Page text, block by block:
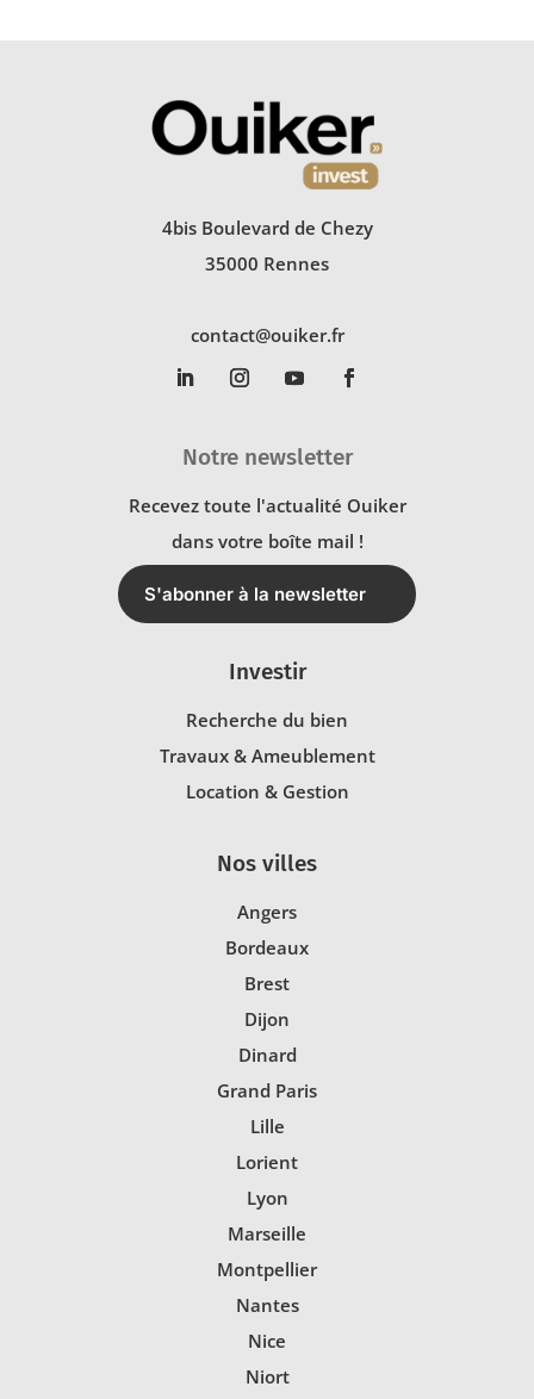
4bis Boulevard de Chezy
35000 Rennes
contact@ouiker.fr
Notre newsletter
Recevez toute l'actualité Ouiker
dans votre boîte mail !
S'abonner à la newsletter
Investir
Recherche du bien
Travaux & Ameublement
Location & Gestion
Nos villes
Angers
Bordeaux
Brest
Dijon
Dinard
Grand Paris
Lille
Lorient
Lyon
Marseille
Montpellier
Nantes
Nice
Niort